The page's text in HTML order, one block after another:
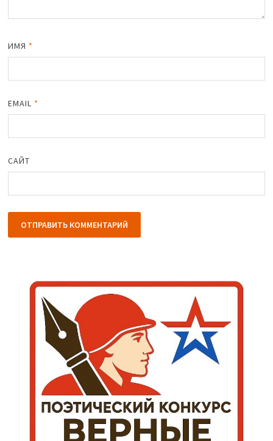
ИМЯ *
EMAIL *
САЙТ